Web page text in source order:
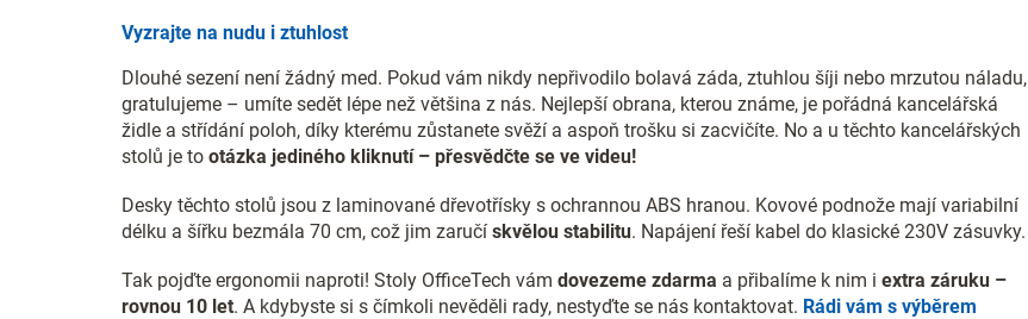
Vyzrajte na nudu i ztuhlost
Dlouhé sezení není žádný med. Pokud vám nikdy nepřivodilo bolavá záda, ztuhlou šíji nebo mrzutou náladu,
gratulujeme – umíte sedět lépe než většina z nás. Nejlepší obrana, kterou známe, je pořádná kancelářská
židle a střídání poloh, díky kterému zůstanete svěží a aspoň trošku si zacvičíte. No a u těchto kancelářských
stolů je to otázka jediného kliknutí – přesvědčte se ve videu!
Desky těchto stolů jsou z laminované dřevotřísky s ochrannou ABS hranou. Kovové podnože mají variabilní
délku a šířku bezmála 70 cm, což jim zaručí skvělou stabilitu. Napájení řeší kabel do klasické 230V zásuvky.
Tak pojďte ergonomii naproti! Stoly OfficeTech vám dovezeme zdarma a přibalíme k nim i extra záruku –
rovnou 10 let. A kdybyste si s čímkoli nevěděli rady, nestyďte se nás kontaktovat. Rádi vám s výběrem